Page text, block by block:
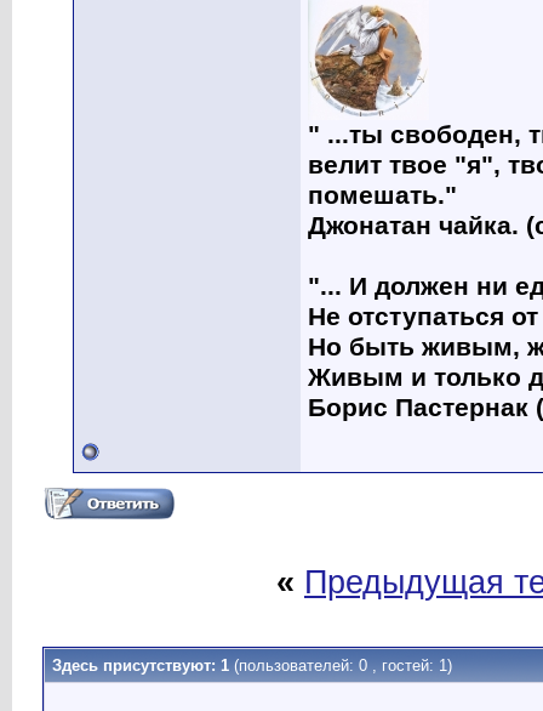
" ...ты свободен,
велит твое "я",
помешать."
Джонатан чайка.
"... И должен ни
Не отступаться
Но быть живым,
Живым и только
Борис Пастернак
« Предыдущая
Здесь присутствуют: 1 (пользователей: 0 , гостей: 1)